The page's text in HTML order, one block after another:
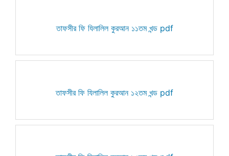
তাফসীর ফি যিলালিল কুরআন ১১তম খন্ড pdf
তাফসীর ফি যিলালিল কুরআন ১২তম খন্ড pdf